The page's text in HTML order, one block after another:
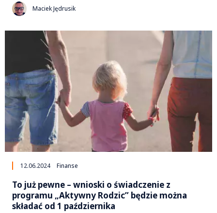
Maciek Jędrusik
12.06.2024 Finanse
To już pewne – wnioski o świadczenie z
programu „Aktywny Rodzic” będzie można
składać od 1 października